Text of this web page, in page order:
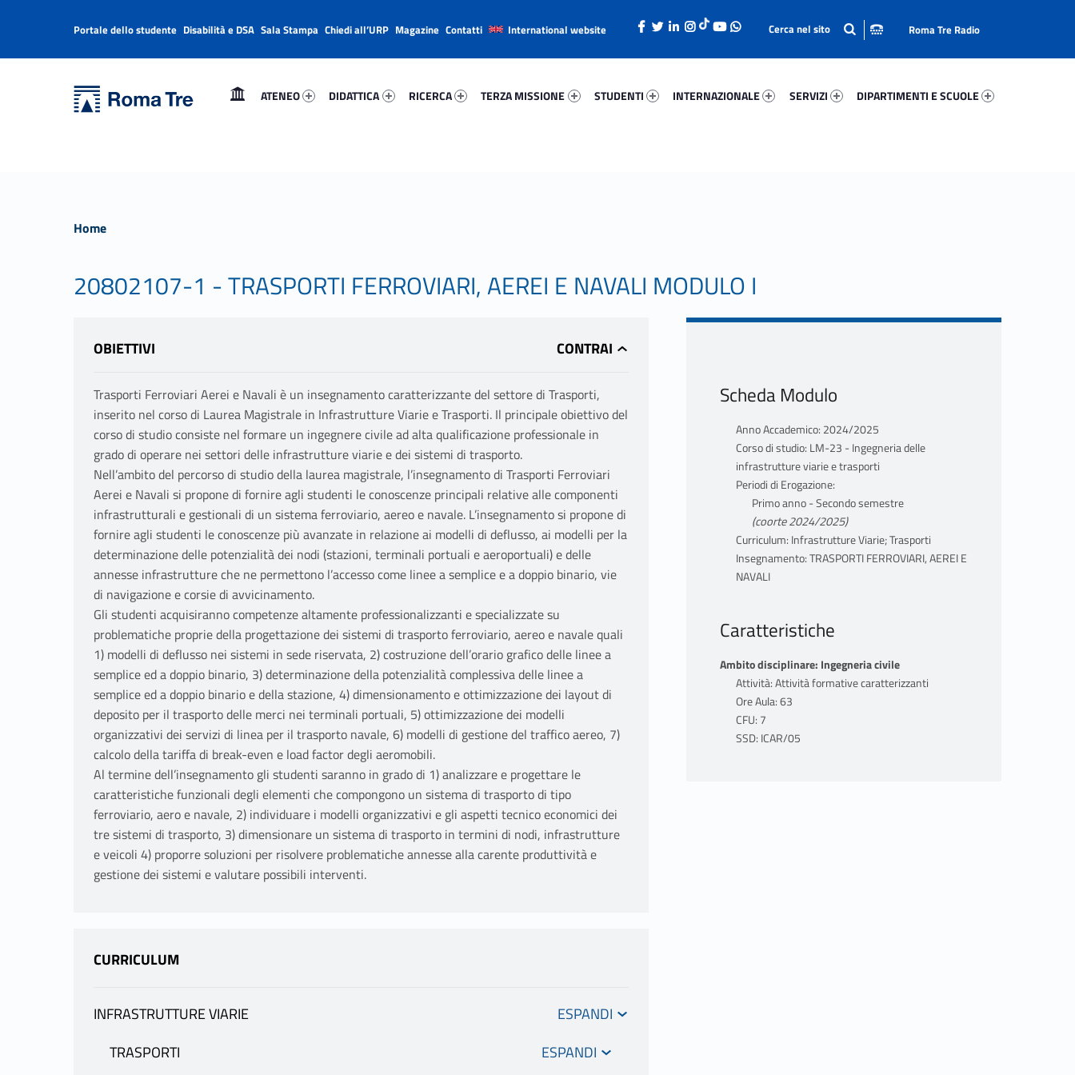
Università Roma Tre
ATENEO
DIDATTICA
RICERCA
TERZA MISSIONE
STUDENTI
INTERNAZIONALE
SERVIZI
DIPARTIMENTI E SCUOLE
Header info sidebar
Portale dello studente Disabilità e DSA Sala Stampa Chiedi all’URP Magazine Contatti International website Roma Tre Radio
Home
20802107-1 - TRASPORTI FERROVIARI, AEREI E NAVALI MODULO I
OBIETTIVI
Trasporti Ferroviari Aerei e Navali è un insegnamento caratterizzante del settore di Trasporti,
inserito nel corso di Laurea Magistrale in Infrastrutture Viarie e Trasporti. Il principale obiettivo del
corso di studio consiste nel formare un ingegnere civile ad alta qualificazione professionale in
grado di operare nei settori delle infrastrutture viarie e dei sistemi di trasporto.
Nell’ambito del percorso di studio della laurea magistrale, l’insegnamento di Trasporti Ferroviari
Aerei e Navali si propone di fornire agli studenti le conoscenze principali relative alle componenti
infrastrutturali e gestionali di un sistema ferroviario, aereo e navale. L’insegnamento si propone di
fornire agli studenti le conoscenze più avanzate in relazione ai modelli di deflusso, ai modelli per la
determinazione delle potenzialità dei nodi (stazioni, terminali portuali e aeroportuali) e delle
annesse infrastrutture che ne permettono l’accesso come linee a semplice e a doppio binario, vie
di navigazione e corsie di avvicinamento.
Gli studenti acquisiranno competenze altamente professionalizzanti e specializzate su
problematiche proprie della progettazione dei sistemi di trasporto ferroviario, aereo e navale quali
1) modelli di deflusso nei sistemi in sede riservata, 2) costruzione dell’orario grafico delle linee a
semplice ed a doppio binario, 3) determinazione della potenzialità complessiva delle linee a
semplice ed a doppio binario e della stazione, 4) dimensionamento e ottimizzazione dei layout di
deposito per il trasporto delle merci nei terminali portuali, 5) ottimizzazione dei modelli
organizzativi dei servizi di linea per il trasporto navale, 6) modelli di gestione del traffico aereo, 7)
calcolo della tariffa di break-even e load factor degli aeromobili.
Al termine dell’insegnamento gli studenti saranno in grado di 1) analizzare e progettare le
caratteristiche funzionali degli elementi che compongono un sistema di trasporto di tipo
ferroviario, aero e navale, 2) individuare i modelli organizzativi e gli aspetti tecnico economici dei
tre sistemi di trasporto, 3) dimensionare un sistema di trasporto in termini di nodi, infrastrutture
e veicoli 4) proporre soluzioni per risolvere problematiche annesse alla carente produttività e
gestione dei sistemi e valutare possibili interventi.
CURRICULUM
INFRASTRUTTURE VIARIE
INFORMAZIONI
TRASPORTI
Scheda Modulo
Anno Accademico: 2024/2025
Corso di studio: LM-23 - Ingegneria delle
infrastrutture viarie e trasporti
Periodi di Erogazione:
Primo anno - Secondo semestre
(coorte 2024/2025)
Curriculum: Infrastrutture Viarie; Trasporti
Insegnamento: TRASPORTI FERROVIARI, AEREI E
NAVALI
Caratteristiche
Ambito disciplinare: Ingegneria civile
Attività: Attività formative caratterizzanti
Ore Aula: 63
CFU: 7
SSD: ICAR/05